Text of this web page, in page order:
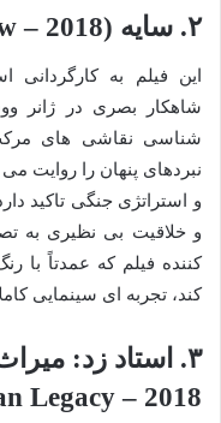
۲. سایه (Shadow – 2018)
شاهکار بصری در ژانر
شناسی نقاشی های
نبردهای پنهان را روایت
و استراتژی جنگی تاکید
و خلاقیت بی نظیری به
کننده فیلم که عمدتاً با
کند، تجربه ای سینمایی
Legacy – 2018)